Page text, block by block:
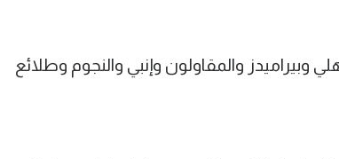
والأهلي وبيراميدز والمقاولون وإنبي والنجوم وطلائع